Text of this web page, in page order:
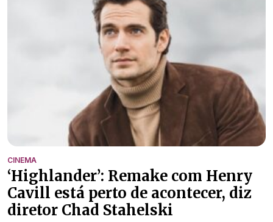
CINEMA
‘Highlander’: Remake com Henry
Cavill está perto de acontecer, diz
diretor Chad Stahelski